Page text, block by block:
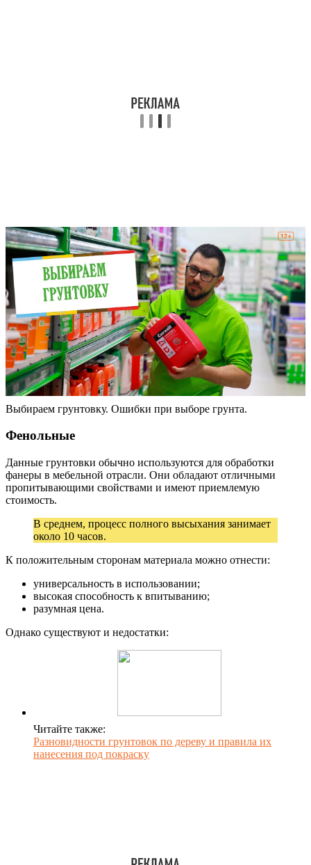
Выбираем грунтовку. Ошибки при выборе грунта.
Фенольные
Данные грунтовки обычно используются для обработки
фанеры в мебельной отрасли. Они обладают отличными
пропитывающими свойствами и имеют приемлемую
стоимость.
В среднем, процесс полного высыхания занимает
около 10 часов.
К положительным сторонам материала можно отнести:
универсальность в использовании;
высокая способность к впитыванию;
разумная цена.
Однако существуют и недостатки:
Читайте также:
Разновидности грунтовок по дереву и правила их
нанесения под покраску